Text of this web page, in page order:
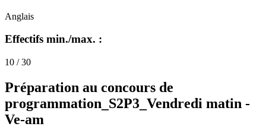
Anglais
Effectifs min./max. :
10 / 30
Préparation au concours de
programmation_S2P3_Vendredi matin -
Ve-am